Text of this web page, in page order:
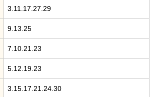
3.11.17.27.29
9.13.25
7.10.21.23
5.12.19.23
3.15.17.21.24.30